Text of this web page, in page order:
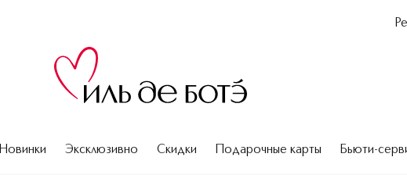
Новинки Эксклюзивно Скидки Подарочные карты Бьюти-